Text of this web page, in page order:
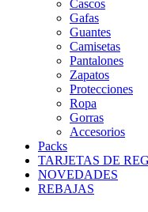
Cascos
Gafas
Guantes
Camisetas
Pantalones
Zapatos
Protecciones
Ropa
Gorras
Accesorios
Packs
TARJETAS DE
NOVEDADES
REBAJAS